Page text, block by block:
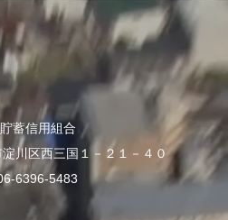
蓄信用組合
川区西三国１－２１－４０
6396-5483